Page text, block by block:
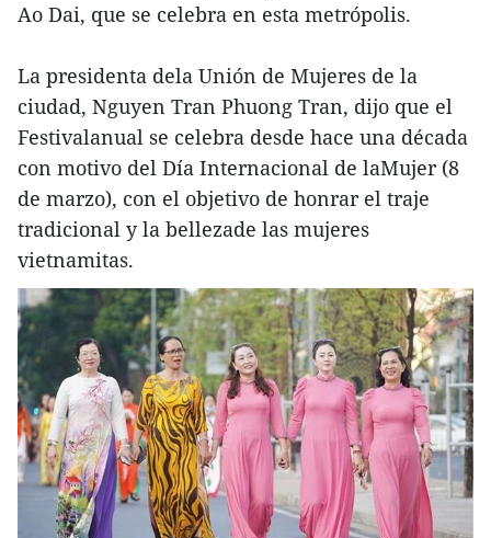
Ao Dai, que se celebra en esta metrópolis.
La presidenta dela Unión de Mujeres de la
ciudad, Nguyen Tran Phuong Tran, dijo que el
Festivalanual se celebra desde hace una década
con motivo del Día Internacional de laMujer (8
de marzo), con el objetivo de honrar el traje
tradicional y la bellezade las mujeres
vietnamitas.